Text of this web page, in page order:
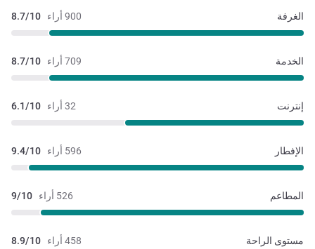
900 أراء 8.7/10 الغرفة
709 أراء 8.7/10 الخدمة
32 أراء 6.1/10 إنترنت
596 أراء 9.4/10 الإفطار
526 أراء 9/10 المطاعم
458 أراء 8.9/10 مستوى الراحة